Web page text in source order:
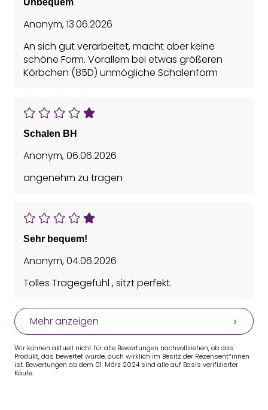
Unbequem
Anonym,13.06.2026
An sich gut verarbeitet, macht aber keine
schöne Form. Vorallem bei etwas größeren
Körbchen (85D) unmögliche Schalenform
Schalen BH
Anonym,06.06.2026
angenehm zu tragen
Sehr bequem!
Anonym,04.06.2026
Tolles Tragegefühl , sitzt perfekt.
Mehr anzeigen
Wir können aktuell nicht für alle Bewertungen nachvollziehen, ob das
Produkt, das bewertet wurde, auch wirklich im Besitz der Rezensent*innen
ist. Bewertungen ab dem 01. März 2024 sind alle auf Basis verifizierter
Käufe.